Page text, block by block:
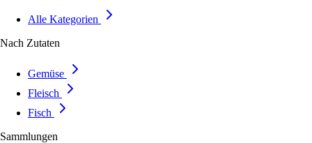
Alle Kategorien
Nach Zutaten
Gemüse
Fleisch
Fisch
Sammlungen